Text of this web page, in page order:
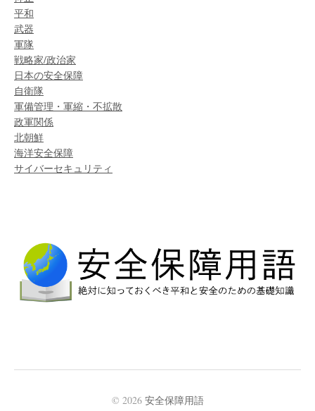
平和
武器
軍隊
戦略家/政治家
日本の安全保障
自衛隊
軍備管理・軍縮・不拡散
政軍関係
北朝鮮
海洋安全保障
サイバーセキュリティ
© 2026 安全保障用語